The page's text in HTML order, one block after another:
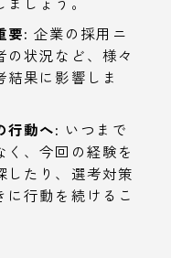
要: 企業の採用ニ
の状況など、様々
結果に影響しま
行動へ: いつまで
く、今回の経験を
したり、選考対策
に行動を続けるこ